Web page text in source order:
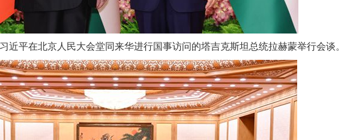
平在北京人民大会堂同来华进行国事访问的塔吉克斯坦总统拉赫蒙举行会谈。